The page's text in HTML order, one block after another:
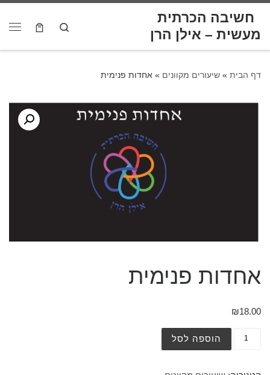
חשיבה הכרתית
Search
דף הבית » שיעורים מקוונים » אחדות פנימית
אחדות פנימית
₪18.00
הוספה לסל